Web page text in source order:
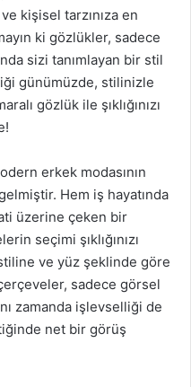
kişisel tarzınıza en
ki gözlükler, sadece
sizi tanımlayan bir stil
günümüzde, stilinizle
gözlük ile şıklığınızı
erkek modasının
Hem iş hayatında
üzerine çeken bir
seçimi şıklığınızı
ve yüz şeklinde göre
sadece görsel
zamanda işlevselliği de
net bir görüş